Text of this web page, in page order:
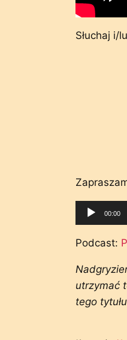
Słuchaj i/
plików
00:00
Podcast:
utrzymać
tego